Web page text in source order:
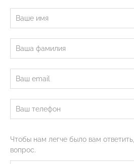
Чтобы нам легче было вам
вопрос.